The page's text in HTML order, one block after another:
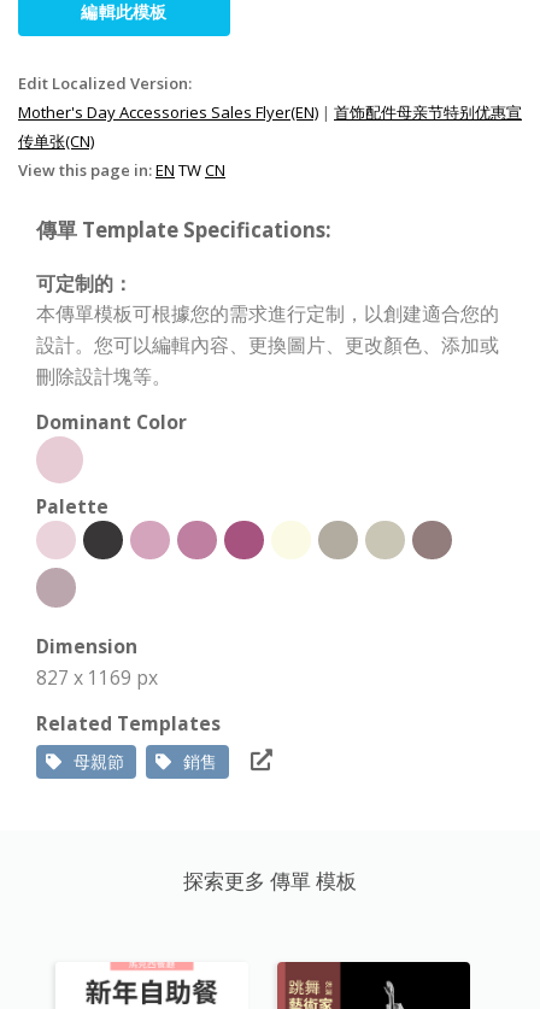
編輯此模板
Edit Localized Version:
Mother's Day Accessories Sales Flyer(EN) | 首饰配件母亲节特别优惠宣
传单张(CN)
View this page in:EN TWCN
傳單 Template Specifications:
可定制的：
本傳單模板可根據您的需求進行定制，以創建適合您的
設計。您可以編輯內容、更換圖片、更改顏色、添加或
刪除設計塊等。
Dominant Color
Palette
Dimension
827 x 1169 px
Related Templates
母親節 銷售
探索更多 傳單 模板